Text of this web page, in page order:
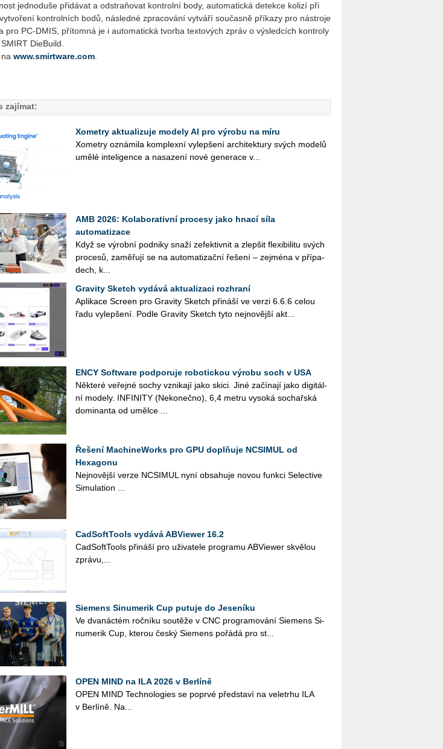
jednoduše přidávat a odstraňovat kontrolní body, automatická detekce kolizí při
kontrolních bodů, následné zpracování vytváří současně příkazy pro nástroje
pro PC-DMIS, pří­to­m­ná je i automatická tvorba textových zpráv o výsledcích kontroly
DieBuild.
www.smirtware.com
zajímat:
Xometry aktualizuje modely AI pro výrobu na míru
Xo­me­t­ry ozná­mi­la kom­plex­ní vy­lep­še­ní ar­chi­tek­tu­ry svých mo­de­lů
umělé in­te­li­gen­ce a na­sa­ze­ní nové ge­ne­ra­ce v...
AMB 2026: Kolaborativní procesy jako hnací síla
automatizace
Když se vý­rob­ní pod­ni­ky snaží ze­fek­tiv­nit a zlep­šit fle­xi­bi­li­tu svých
pro­ce­sů, za­mě­řu­jí se na au­to­ma­ti­zač­ní ře­še­ní – zej­mé­na v pří­pa­
dech, k...
Gravity Sketch vydává aktualizaci rozhraní
Apli­ka­ce Scre­en pro Gra­vi­ty Sketch při­ná­ší ve verzi 6.6.6 celou
řadu vy­lep­še­ní. Podle Gra­vi­ty Sketch tyto nej­no­věj­ší ak­t...
ENCY Software podporuje robotickou výrobu soch v USA
Ně­kte­ré ve­řej­né sochy vzni­ka­jí jako skici. Jiné za­čí­na­jí jako di­gi­tál­
ní mo­de­ly. IN­FI­NI­TY (Ne­ko­neč­no), 6,4 metru vy­so­ká so­chař­ská
do­mi­nan­ta od uměl­ce ...
Řešení MachineWorks pro GPU doplňuje NCSIMUL od
Hexagonu
Nej­no­věj­ší verze NC­SI­MUL nyní ob­sa­hu­je novou funk­ci Se­lecti­ve
Si­mu­lati­on ...
CadSoftTools vydává ABViewer 16.2
Cad­Soft­Tools při­ná­ší pro uži­va­te­le pro­gra­mu AB­Viewer skvě­lou
zprá­vu,...
Siemens Sinumerik Cup putuje do Jeseníku
Ve dva­nác­tém roč­ní­ku sou­tě­že v CNC pro­gra­mo­vá­ní Sie­mens Si­
nu­me­rik Cup, kte­rou český Sie­mens po­řá­dá pro st...
OPEN MIND na ILA 2026 v Berlíně
OPEN MIND Tech­no­lo­gies se po­pr­vé před­sta­ví na ve­letr­hu ILA
v Ber­lí­ně. Na...